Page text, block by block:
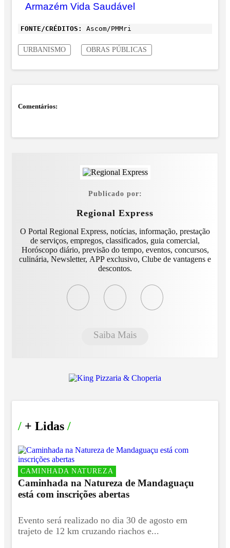
Armazém Vida Saudável
FONTE/CRÉDITOS: Ascom/PMMri
URBANISMO OBRAS PÚBLICAS
Comentários:
Publicado por:
Regional Express
O Portal Regional Express, notícias, informação, prestação
de serviços, empregos, classificados, guia comercial,
Horóscopo diário, previsão do tempo, eventos, concursos,
culinária, Newsletter, APP exclusivo, Clube de vantagens e
descontos.
Saiba Mais
/ + Lidas /
CAMINHADA NATUREZA
Caminhada na Natureza de Mandaguaçu
está com inscrições abertas
Evento será realizado no dia 30 de agosto em
trajeto de 12 km cruzando riachos e...